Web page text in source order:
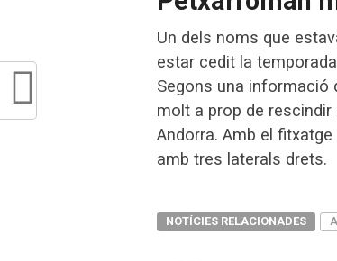
Un dels noms que
estar cedit la
Segons una informació
molt a prop de rescindir
Andorra. Amb el
amb tres laterals drets.
NOTÍCIES RELACIONADES